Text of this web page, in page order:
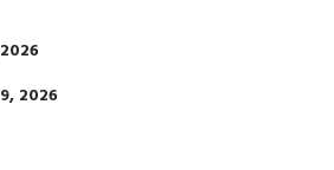
2026